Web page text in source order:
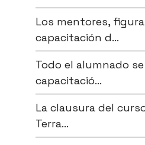
Los mentores,
capacitación d...
Todo el alumnado
capacitació...
La clausura del
Terra...